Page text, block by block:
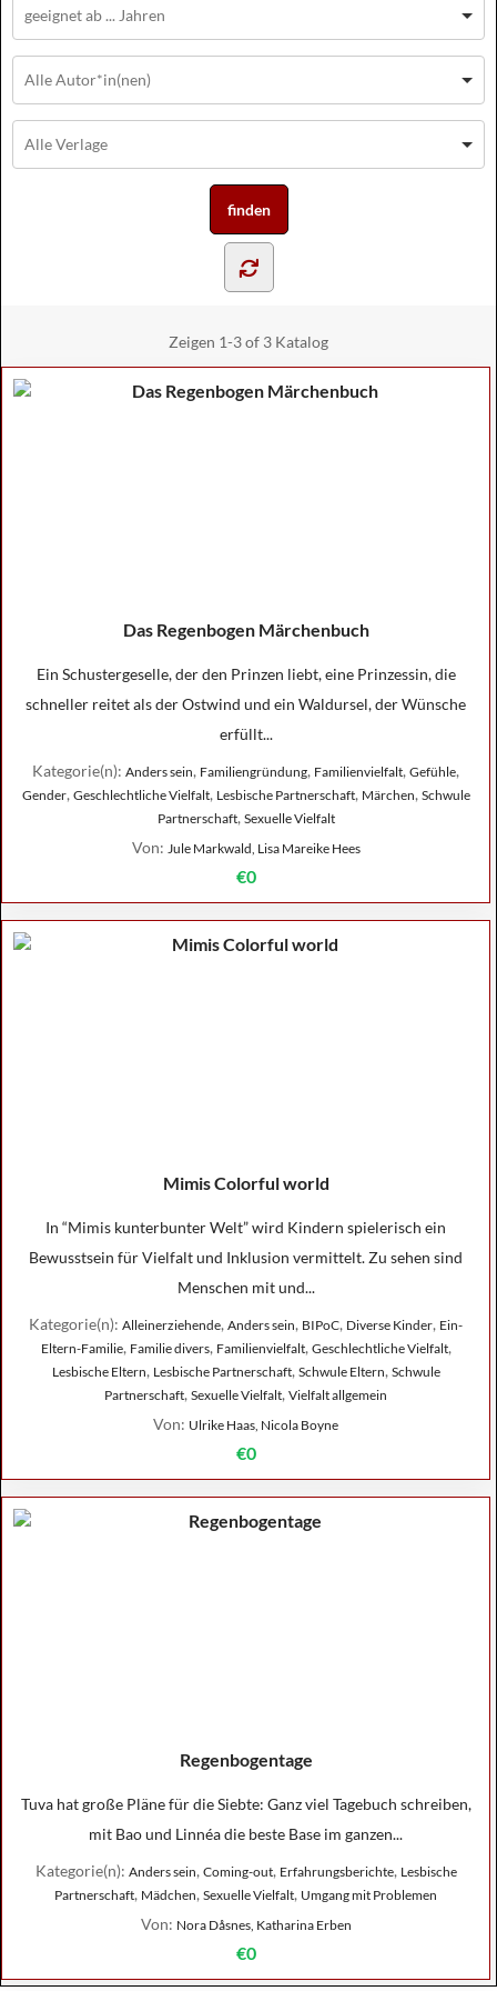
Zeigen 1-3 of 3 Katalog
Das Regenbogen Märchenbuch
Ein Schustergeselle, der den Prinzen liebt, eine Prinzessin, die
schneller reitet als der Ostwind und ein Waldursel, der Wünsche
erfüllt...
Kategorie(n): Anders sein, Familiengründung, Familienvielfalt, Gefühle,
Gender, Geschlechtliche Vielfalt, Lesbische Partnerschaft, Märchen, Schwule
Partnerschaft, Sexuelle Vielfalt
Von: Jule Markwald, Lisa Mareike Hees
€0
Mimis Colorful world
In “Mimis kunterbunter Welt” wird Kindern spielerisch ein
Bewusstsein für Vielfalt und Inklusion vermittelt. Zu sehen sind
Menschen mit und...
Kategorie(n): Alleinerziehende, Anders sein, BIPoC, Diverse Kinder, Ein-
Eltern-Familie, Familie divers, Familienvielfalt, Geschlechtliche Vielfalt,
Lesbische Eltern, Lesbische Partnerschaft, Schwule Eltern, Schwule
Partnerschaft, Sexuelle Vielfalt, Vielfalt allgemein
Von: Ulrike Haas, Nicola Boyne
€0
Regenbogentage
Tuva hat große Pläne für die Siebte: Ganz viel Tagebuch schreiben,
mit Bao und Linnéa die beste Base im ganzen...
Kategorie(n): Anders sein, Coming-out, Erfahrungsberichte, Lesbische
Partnerschaft, Mädchen, Sexuelle Vielfalt, Umgang mit Problemen
Von: Nora Dåsnes, Katharina Erben
€0